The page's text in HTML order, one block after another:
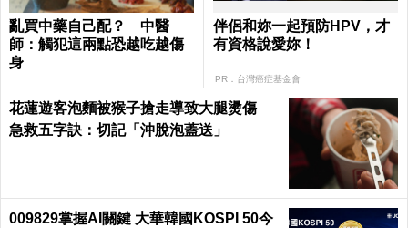
亂買中藥自己配？ 中醫
師：觸犯這兩點恐越吃越傷
身
伴侶和妳一起預防HPV，才
有資格說愛妳！
PR．台灣癌症基金會
花蓮遊客泡麵被猴子搶走導致大腿燙傷
急救五字訣：切記「沖脫泡蓋送」
009829掌握AI關鍵 大華韓國KOSPI 50今